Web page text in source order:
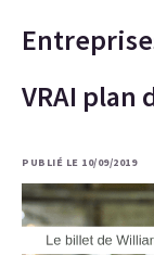
VRAI plan
PUBLIÉ LE 10/09/2019